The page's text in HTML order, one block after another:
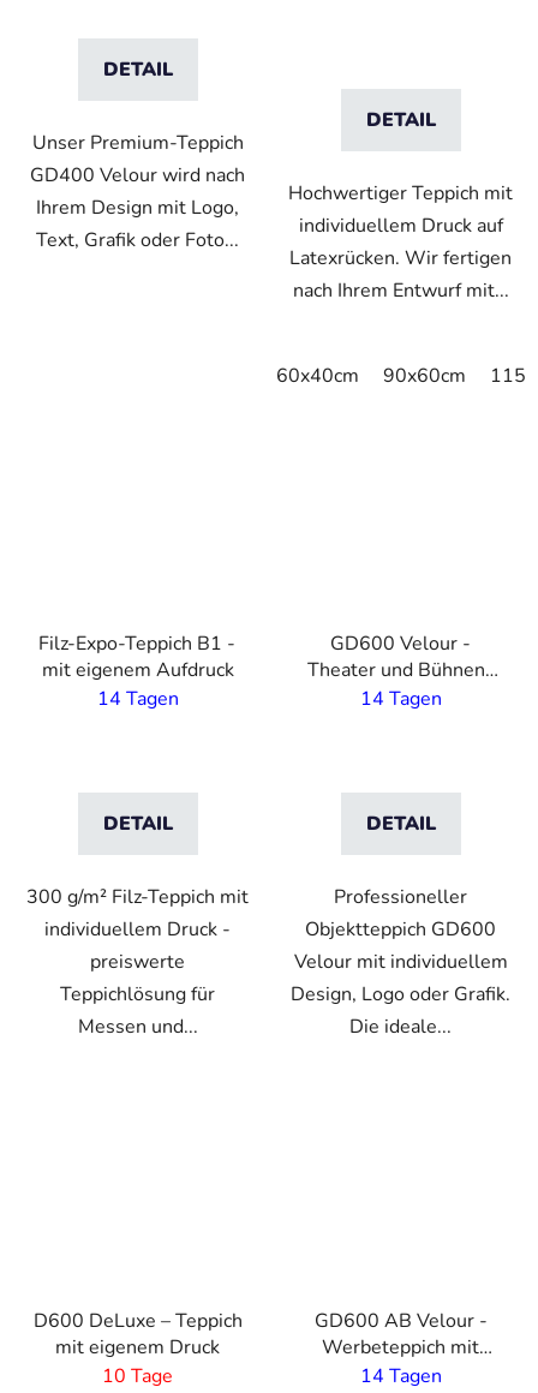
DETAIL
Unser Premium-Teppich
GD400 Velour wird nach
Ihrem Design mit Logo,
Text, Grafik oder Foto...
DETAIL
Hochwertiger Teppich mit
individuellem Druck auf
Latexrücken. Wir fertigen
nach Ihrem Entwurf mit...
60x40cm 90x60cm
Filz-Expo-Teppich B1 -
mit eigenem Aufdruck
14 Tagen
DETAIL
300 g/m² Filz-Teppich mit
individuellem Druck -
preiswerte
Teppichlösung für
Messen und...
GD600 Velour -
Theater und Bühnen-
Teppich auf Maß - 2 m
14 Tagen
DETAIL
Professioneller
Objektteppich GD600
Velour mit individuellem
Design, Logo oder Grafik.
Die ideale...
D600 DeLuxe – Teppich
mit eigenem Druck
10 Tage
GD600 AB Velour -
Werbeteppich mit
eigenem Druck - 5 mm
14 Tagen